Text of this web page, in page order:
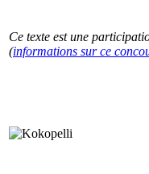
Ce texte est une
(informations sur ce